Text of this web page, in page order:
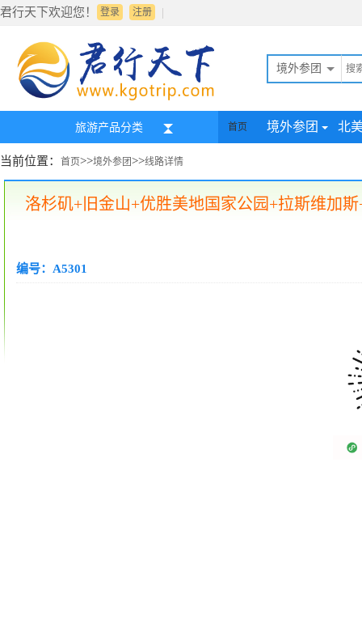
君行天下欢迎您！ 登录 |
注册
境外参团
旅游产品分类 首页 境外参团 北
当前位置： 首页>>境外参团>>线路详情
洛杉矶+旧金山+优胜美地国家公园+拉斯维加
编号：A5301